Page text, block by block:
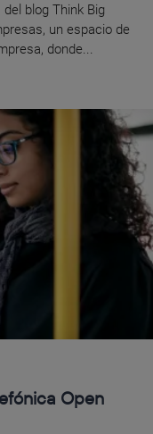
blog Think Big
un espacio de
donde...
Open